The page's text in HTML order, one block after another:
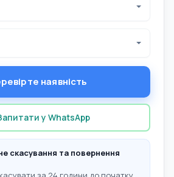
наявність
у WhatsApp
скасування та повернення